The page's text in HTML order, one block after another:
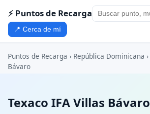
⚡ Puntos de Recarga
📍 Cerca de mí
Puntos de Recarga › República Dominicana ›
Bávaro
Texaco IFA Villas Bávaro